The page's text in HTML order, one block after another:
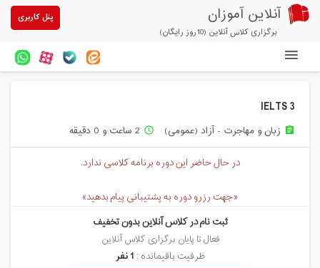
آنلاین آموزان
برگزاری کلاس آنلاین (10روز رایگان)
پنل کاربری
خرید سرویس کلاس آنلاین
پیشنهادهای ویژه
تخفیفهای مشارکتی
درباره ما
IELTS 3
assignment زبان و مهاجرت - آزاد (عمومی) access_time 2 ساعت و 0 دقیقه
در حال حاضر این دوره برنامه کلاسی ندارد.
«جهت رزرو دوره به پشتیبانی پیام بدهید»
ثبت نام در کلاس آنلاین بدون تخفیف
فعال تا پایان برگزاری کلاس آنلاین
ظرفیت باقیمانده : 1 نفر